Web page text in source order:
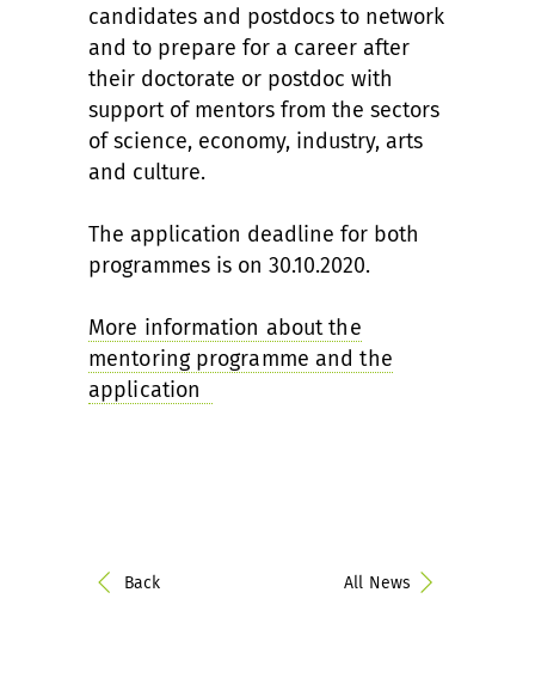
candidates and postdocs to network
and to prepare for a career after
their doctorate or postdoc with
support of mentors from the sectors
of science, economy, industry, arts
and culture.
The application deadline for both
programmes is on 30.10.2020.
More information about the
mentoring programme and the
application
Back All News